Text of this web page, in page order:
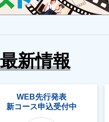
新情報
WEB先行発表
新コース申込受付中